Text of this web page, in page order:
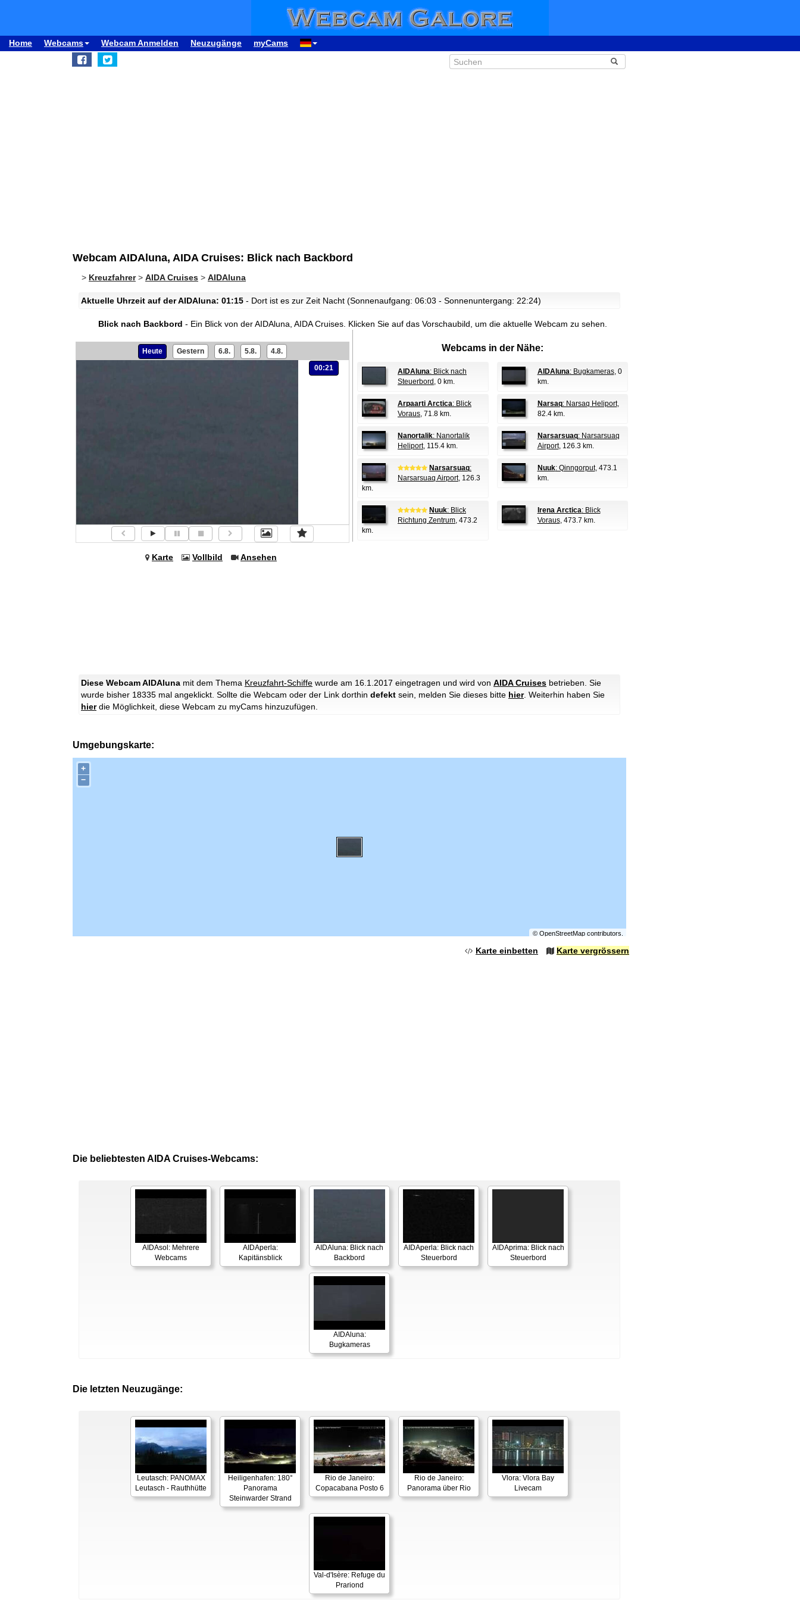
Home Webcams Webcam Anmelden Neuzugänge myCams
Webcam AIDAluna, AIDA Cruises: Blick nach Backbord
> Kreuzfahrer> AIDA Cruises > AIDAluna
Aktuelle Uhrzeit auf der AIDAluna: 01:15 - Dort ist es zur Zeit Nacht (Sonnenaufgang: 06:03 - Sonnenuntergang: 22:24)
Blick nach Backbord - Ein Blick von der AIDAluna, AIDA Cruises. Klicken Sie auf das Vorschaubild, um die aktuelle Webcam zu sehen.
Heute Gestern 6.8. 5.8. 4.8.
00:21
Karte Vollbild Ansehen
Webcams in der Nähe:
AIDAluna: Blick nach
Steuerbord , 0 km.
AIDAluna: Bugkameras, 0
km.
Arpaarti Arctica: Blick
Voraus, 71.8 km.
Narsaq: Narsaq Heliport,
82.4 km.
Nanortalik: Nanortalik
Heliport, 115.4 km.
Narsarsuaq: Narsarsuaq
Airport, 126.3 km.
Narsarsuaq:
Narsarsuaq Airport, 126.3
km.
Nuuk: Qinngorput, 473.1
km.
Nuuk: Blick
Richtung Zentrum, 473.2
km.
Irena Arctica: Blick
Voraus, 473.7 km.
Diese Webcam AIDAluna mit dem Thema Kreuzfahrt-Schiffe wurde am 16.1.2017 eingetragen und wird von AIDA Cruises betrieben. Sie
wurde bisher 18335 mal angeklickt. Sollte die Webcam oder der Link dorthin defekt sein, melden Sie dieses bitte hier. Weiterhin haben Sie
hierdie Möglichkeit, diese Webcam zu myCams hinzuzufügen.
Umgebungskarte:
+
−
© OpenStreetMapcontributors.
Karte einbetten Karte vergrössern
Die beliebtesten AIDA Cruises-Webcams:
AIDAsol: Mehrere
Webcams
AIDAperla:
Kapitänsblick
AIDAluna: Blick nach
Backbord
AIDAperla: Blick nach
Steuerbord
AIDAprima: Blick nach
Steuerbord
AIDAluna:
Bugkameras
Die letzten Neuzugänge:
Leutasch: PANOMAX
Leutasch - Rauthhütte
Heiligenhafen: 180°
Panorama
Steinwarder Strand
Rio de Janeiro:
Copacabana Posto 6
Rio de Janeiro:
Panorama über Rio
Vlora: Vlora Bay
Livecam
Val-d'Isère: Refuge du
Prariond